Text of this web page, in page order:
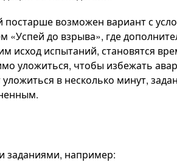
постарше возможен вариант с
«Успей до взрыва», где
исход испытаний, становятся
уложиться, чтобы избежать
в несколько минут,
заданиями, например: